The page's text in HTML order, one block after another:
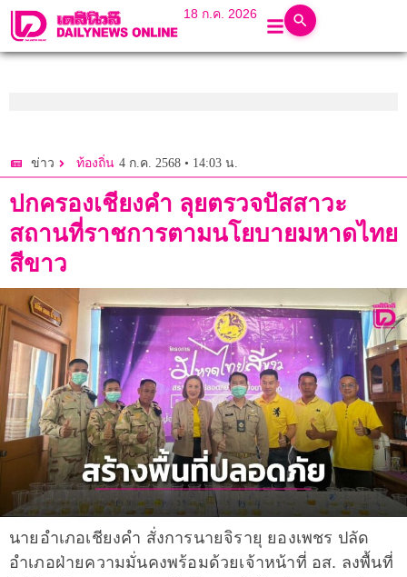
18 ก.ค. 2026
ข่าว ท้องถิ่น 4 ก.ค. 2568 • 14:03 น.
ปกครองเชียงคำ ลุยตรวจปัสสาวะ
สถานที่ราชการตามนโยบายมหาดไทย
สีขาว
นายอำเภอเชียงคำ สั่งการนายจิรายุ ยองเพชร ปลัด
อำเภอฝ่ายความมั่นคงพร้อมด้วยเจ้าหน้าที่ อส. ลงพื้นที่